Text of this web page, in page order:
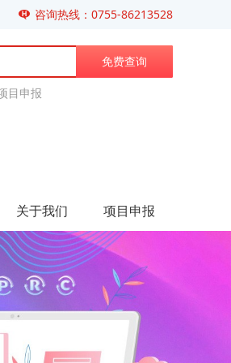
咨询热线：0755-86213528
免费查询
申报
关于我们 项目申报